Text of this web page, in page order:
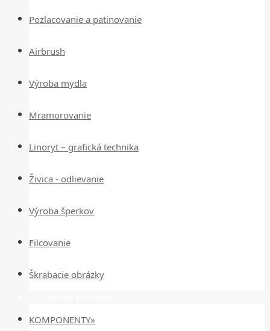
Pozlacovanie a patinovanie
Airbrush
Výroba mydla
Mramorovanie
Linoryt – grafická technika
Živica - odlievanie
Výroba šperkov
Filcovanie
Škrabacie obrázky
KOMPONENTY»